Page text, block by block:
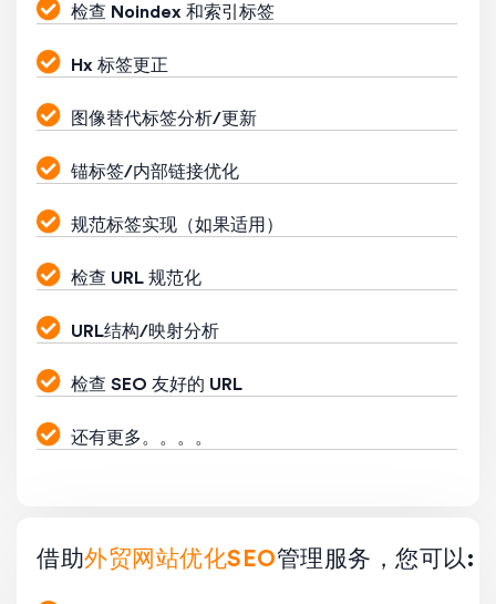
检查 Noindex 和索引标签
Hx 标签更正
图像替代标签分析/更新
锚标签/内部链接优化
规范标签实现（如果适用）
检查 URL 规范化
URL结构/映射分析
检查 SEO 友好的 URL
还有更多。。。。
借助外贸网站优化SEO管理服务，您可以: